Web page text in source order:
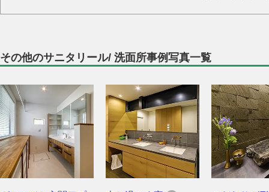
その他のサニタリール/ 洗面所事例写真一覧